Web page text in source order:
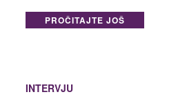
PROČITAJTE JOŠ
INTERVJU